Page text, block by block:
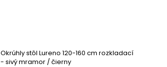
Okrúhly stôl Lureno 120-160 cm rozkladací
- sivý mramor / čierny